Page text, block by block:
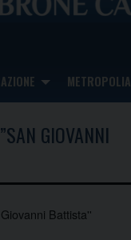
METROPOLIA
GIOVANNI
Battista''